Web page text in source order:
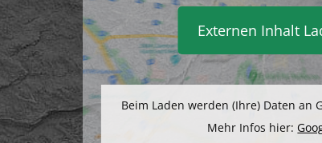
Externen Inhalt
Beim Laden werden (Ihre) Daten an
Mehr Infos hier: